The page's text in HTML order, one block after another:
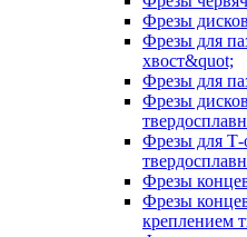
Фрезы
Фрезы для
хвост&quot;
Фрезы для
Фрезы
Фрезы для Т-
Фрезы
Фрезы
креплением